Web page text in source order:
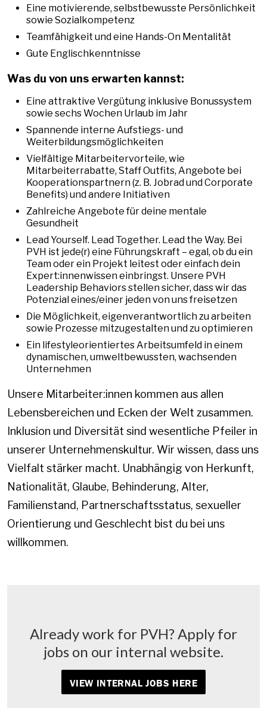
Eine motivierende, selbstbewusste Persönlichkeit
sowie Sozialkompetenz
Teamfähigkeit und eine Hands-On Mentalität
Gute Englischkenntnisse
Was du von uns erwarten kannst:
Eine attraktive Vergütung inklusive Bonussystem
sowie sechs Wochen Urlaub im Jahr
Spannende interne Aufstiegs- und
Weiterbildungsmöglichkeiten
Vielfältige Mitarbeitervorteile, wie
Mitarbeiterrabatte, Staff Outfits, Angebote bei
Kooperationspartnern (z. B. Jobrad und Corporate
Benefits) und andere Initiativen
Zahlreiche Angebote für deine mentale
Gesundheit
Lead Yourself. Lead Together. Lead the Way. Bei
PVH ist jede(r) eine Führungskraft – egal, ob du ein
Team oder ein Projekt leitest oder einfach dein
Expert:innenwissen einbringst. Unsere PVH
Leadership Behaviors stellen sicher, dass wir das
Potenzial eines/einer jeden von uns freisetzen
Die Möglichkeit, eigenverantwortlich zu arbeiten
sowie Prozesse mitzugestalten und zu optimieren
Ein lifestyleorientiertes Arbeitsumfeld in einem
dynamischen, umweltbewussten, wachsenden
Unternehmen
Unsere Mitarbeiter:innen kommen aus allen
Lebensbereichen und Ecken der Welt zusammen.
Inklusion und Diversität sind wesentliche Pfeiler in
unserer Unternehmenskultur. Wir wissen, dass uns
Vielfalt stärker macht. Unabhängig von Herkunft,
Nationalität, Glaube, Behinderung, Alter,
Familienstand, Partnerschaftsstatus, sexueller
Orientierung und Geschlecht bist du bei uns
willkommen.
Already work for PVH? Apply for
jobs on our internal website.
VIEW INTERNAL JOBS HERE